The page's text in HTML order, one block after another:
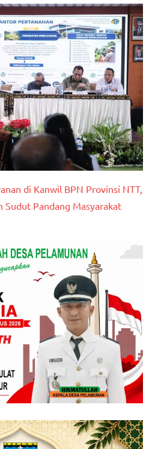
di Kanwil BPN Provinsi NTT,
Sudut Pandang Masyarakat